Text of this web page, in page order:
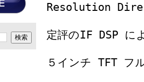
Resolution
定評のIF DSP に
５インチ TFT フ